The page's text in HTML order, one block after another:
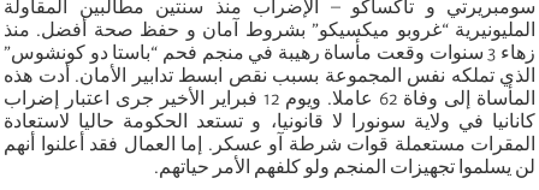
سومبريرتي و تاكساكو – الإضراب منذ سنتين مطالبين المقاولة
المليونيرية “غروبو ميكسيكو” بشروط آمان و حفظ صحة أفضل. منذ
زهاء 3 سنوات وقعت مأساة رهيبة في منجم فحم “باستا دو كونشوس”
الذي تملكه نفس المجموعة بسبب نقص ابسط تدابير الأمان. أدت هذه
المأساة إلى وفاة 62 عاملا. ويوم 12 فبراير الأخير جرى اعتبار إضراب
كانانيا في ولاية سونورا لا قانونيا، و تستعد الحكومة حاليا لاستعادة
المقرات مستعملة قوات شرطة آو عسكر. إما العمال فقد أعلنوا أنهم
لن يسلموا تجهيزات المنجم ولو كلفهم الأمر حياتهم.